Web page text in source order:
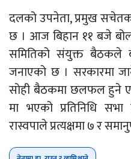
दलको उपनेता, प्रमुख
छ । आज बिहान ११ बजे
समितिको संयुक्त बैठकले
जनाएको छ । सरकारमा
सोही बैठकमा छलफल हुने
मा भएको प्रतिनिधि सभा
रास्वपाले प्रत्यक्षमा ७ र